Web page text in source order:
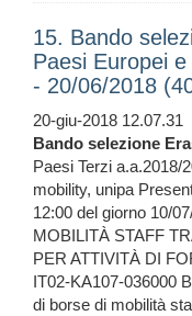
15. Bando
Paesi Europei
- 20/06/2018
20-giu-2018 12.07.31
Bando selezione
Paesi Terzi a.a.2018/
mobility, unipa
12:00 del giorno 10/
MOBILITÀ STAFF
PER ATTIVITÀ DI
IT02-KA107-036000
di borse di mobilità